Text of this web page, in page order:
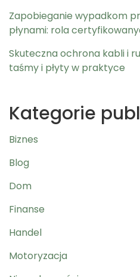
Zapobieganie wypadkom
płynami: rola
Skuteczna ochrona kabli i
taśmy i płyty w praktyce
Kategorie
Biznes
Blog
Dom
Finanse
Handel
Motoryzacja